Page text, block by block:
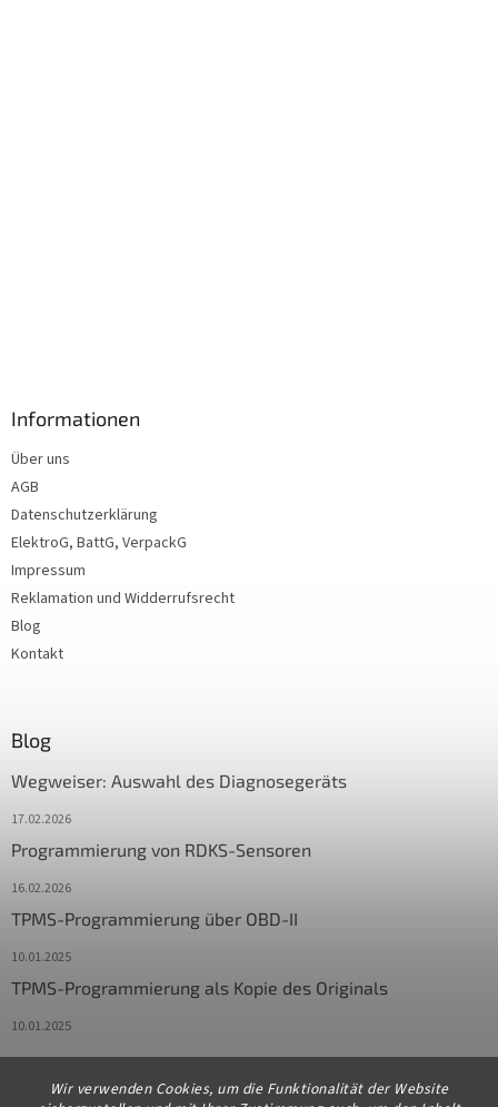
Wir verwenden Cookies, um die Funktionalität der Website
Informationen
Über uns
AGB
Datenschutzerklärung
ElektroG, BattG, VerpackG
Impressum
Reklamation und Widderrufsrecht
Blog
Kontakt
Blog
Wegweiser: Auswahl des Diagnosegeräts
17.02.2026
Programmierung von RDKS-Sensoren
16.02.2026
TPMS-Programmierung über OBD-II
10.01.2025
TPMS-Programmierung als Kopie des Originals
10.01.2025
Kontakt